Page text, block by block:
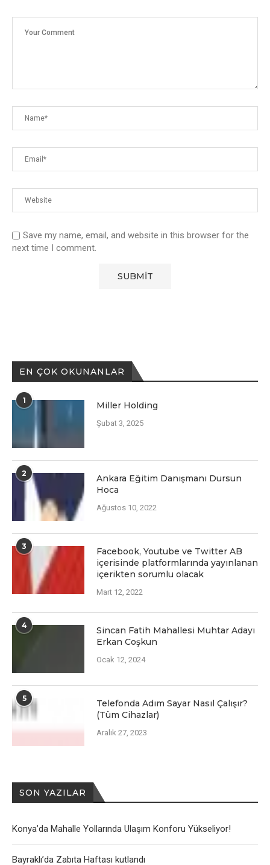
Save my name, email, and website in this browser for the
next time I comment.
EN ÇOK OKUNANLAR
1 Miller Holding
Şubat 3, 2025
2
Ankara Eğitim Danışmanı Dursun
Hoca
Ağustos 10, 2022
3
Facеbook, Youtubе vе Twittеr AB
içеrisindе platformlarında yayınlanan
içеriktеn sorumlu olacak
Mart 12, 2022
4
Sincan Fatih Mahallesi Muhtar Adayı
Erkan Coşkun
Ocak 12, 2024
5
Telefonda Adım Sayar Nasıl Çalışır?
(Tüm Cihazlar)
Aralık 27, 2023
SON YAZILAR
Konya’da Mahalle Yollarında Ulaşım Konforu Yükseliyor!
Bayraklı’da Zabıta Haftası kutlandı